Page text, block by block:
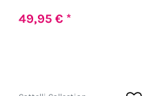
49,95 € *